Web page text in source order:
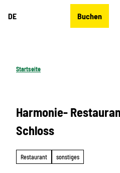
DE Buchen
Startseite
Harmonie-
Schloss
Restaurant sonstiges